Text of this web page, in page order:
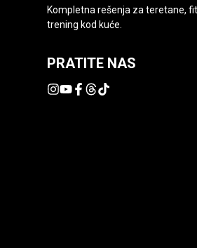
Kompletna rešenja za teretane,
trening kod kuće.
PRATITE NAS